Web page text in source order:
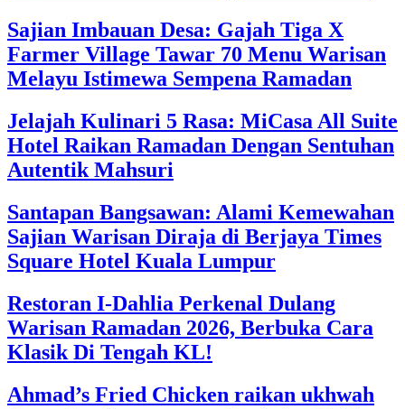
Sajian Imbauan Desa: Gajah Tiga X
Farmer Village Tawar 70 Menu Warisan
Melayu Istimewa Sempena Ramadan
Jelajah Kulinari 5 Rasa: MiCasa All Suite
Hotel Raikan Ramadan Dengan Sentuhan
Autentik Mahsuri
Santapan Bangsawan: Alami Kemewahan
Sajian Warisan Diraja di Berjaya Times
Square Hotel Kuala Lumpur
Restoran I-Dahlia Perkenal Dulang
Warisan Ramadan 2026, Berbuka Cara
Klasik Di Tengah KL!
Ahmad’s Fried Chicken raikan ukhwah